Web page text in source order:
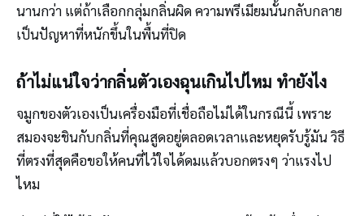
นานกว่า แต่ถ้าเลือกกลุ่มกลิ่นผิด ความพรีเมียมนั้นกลับกลาย
เป็นปัญหาที่หนักขึ้นในพื้นที่ปิด
ถ้าไม่แน่ใจว่ากลิ่นตัวเองฉุนเกินไปไหม ทำยังไง
จมูกของตัวเองเป็นเครื่องมือที่เชื่อถือไม่ได้ในกรณีนี้ เพราะ
สมองจะชินกับกลิ่นที่คุณสูดอยู่ตลอดเวลาและหยุดรับรู้มัน วิธี
ที่ตรงที่สุดคือขอให้คนที่ไว้ใจได้ดมแล้วบอกตรงๆ ว่าแรงไป
ไหม